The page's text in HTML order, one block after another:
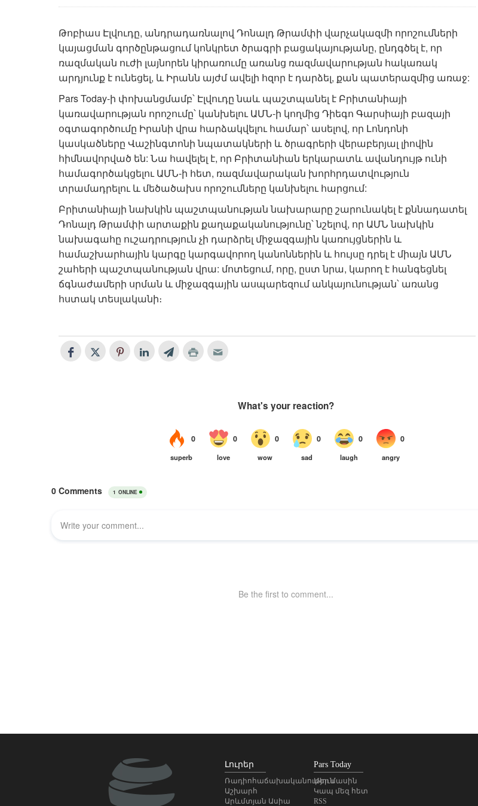
Թոբիաս Էլվուդը, անդրադառնալով Դոնալդ Թրամփի վարչակազմի որոշումների
կայացման գործընթացում կոնկրետ ծրագրի բացակայությանը, ընդգծել է, որ
ռազմական ուժի լայնորեն կիրառումը առանց ռազմավարության հակառակ
արդյունք է ունեցել, և Իրանն այժմ ավելի հզոր է դարձել, քան պատերազմից առաջ:
Pars Today-ի փոխանցմամբ՝ Էլվուդը նաև պաշտպանել է Բրիտանիայի
կառավարության որոշումը՝ կանխելու ԱՄՆ-ի կողմից Դիեգո Գարսիայի բազայի
օգտագործումը Իրանի վրա հարձակվելու համար՝ ասելով, որ Լոնդոնի
կասկածները Վաշինգտոնի նպատակների և ծրագրերի վերաբերյալ լիովին
հիմնավորված են: Նա հավելել է, որ Բրիտանիան երկարատև ավանդույթ ունի
համագործակցելու ԱՄՆ-ի հետ, ռազմավարական խորհրդատվություն
տրամադրելու և մեծածախս որոշումները կանխելու հարցում:
Բրիտանիայի նախկին պաշտպանության նախարարը շարունակել է քննադատել
Դոնալդ Թրամփի արտաքին քաղաքականությունը՝ նշելով, որ ԱՄՆ նախկին
նախագահը ուշադրություն չի դարձրել միջազգային կառույցներին և
համաշխարհային կարգը կարգավորող կանոններին և հույսը դրել է միայն ԱՄՆ
շահերի պաշտպանության վրա: մոտեցում, որը, ըստ նրա, կարող է հանգեցնել
ճգնաժամերի սրման և միջազգային ասպարեզում անկայունության՝ առանց
հստակ տեսլականի։
Լուրեր
Ռադիոհաճախականություն
Աշխարհ
Արևմտյան Ասիա
Pars Today
Մեր մասին
Կապ մեզ հետ
RSS